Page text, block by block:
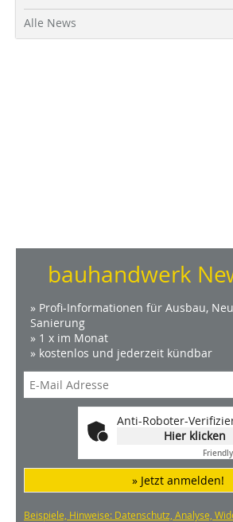
Alle News
bauhandwerk
» Profi-Informationen für Ausbau,
Sanierung
» 1 x im Monat
» kostenlos und jederzeit kündbar
Anti-Roboter-
Hier klicken
Friendly
» Jetzt anmelden!
Beispiele, Hinweise: Datenschutz, Analyse,